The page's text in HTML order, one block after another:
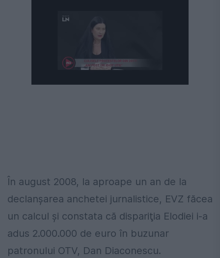
În august 2008, la aproape un an de la
declanșarea anchetei jurnalistice, EVZ făcea
un calcul și constata că dispariţia Elodiei i-a
adus 2.000.000 de euro în buzunar
patronului OTV, Dan Diaconescu.